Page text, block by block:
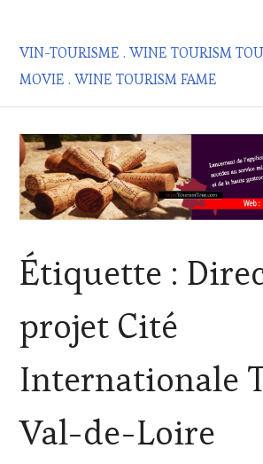
contenu
principal
VIN-TOURISME . WINE TOURISM
MOVIE . WINE TOURISM FAME
Étiquette :
projet Cité
Internationale
Val-de-Loire